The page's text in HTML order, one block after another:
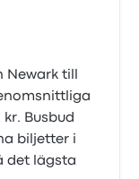
till
Busbud
biljetter i
det lägsta